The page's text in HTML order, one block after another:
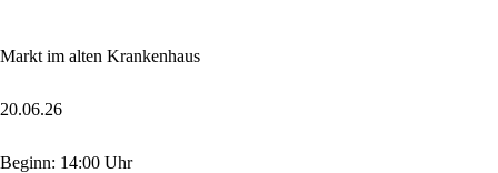
Markt im alten Krankenhaus
20.06.26
Beginn: 14:00 Uhr